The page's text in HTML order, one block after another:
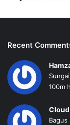
Recent
100m